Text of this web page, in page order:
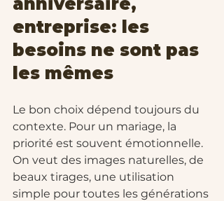
entreprise: les
besoins ne sont pas
les mêmes
Le bon choix dépend toujours du
contexte. Pour un mariage, la
priorité est souvent émotionnelle.
On veut des images naturelles, de
beaux tirages, une utilisation
simple pour toutes les générations